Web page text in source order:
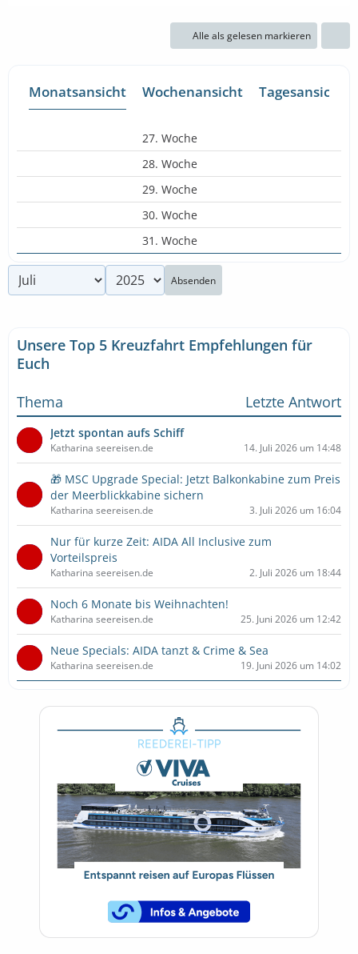
Alle als gelesen markieren
Monatsansicht Wochenansicht Tagesansicht
27. Woche
28. Woche
29. Woche
30. Woche
31. Woche
Absenden
Unsere Top 5 Kreuzfahrt Empfehlungen für
Euch
Thema
Letzte Antwort
Jetzt spontan aufs Schiff
Katharina seereisen.de 14. Juli 2026 um 14:48
🎁 MSC Upgrade Special: Jetzt Balkonkabine zum Preis
der Meerblickkabine sichern
Katharina seereisen.de 3. Juli 2026 um 16:04
Nur für kurze Zeit: AIDA All Inclusive zum
Vorteilspreis
Katharina seereisen.de 2. Juli 2026 um 18:44
Noch 6 Monate bis Weihnachten!
Katharina seereisen.de 25. Juni 2026 um 12:42
Neue Specials: AIDA tanzt & Crime & Sea
Katharina seereisen.de 19. Juni 2026 um 14:02